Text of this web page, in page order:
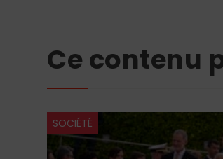
Ce contenu
SOCIÉTÉ